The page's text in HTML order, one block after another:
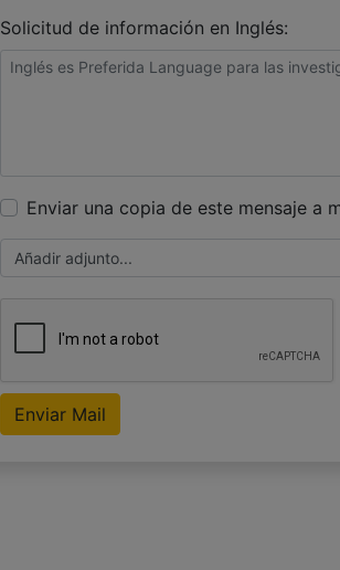
Solicitud de información en Inglés:
Enviar una copia de este mensaje a
Añadir adjunto...
Enviar Mail